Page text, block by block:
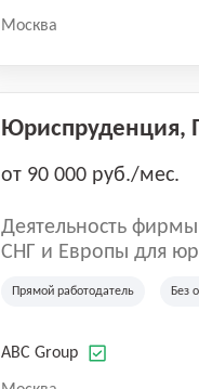
SKU, премиальные
Москва
Юриспруденция,
от 90 000 руб./мес.
Деятельность
СНГ и Европы для
Прямой работодатель Без
ABC Group